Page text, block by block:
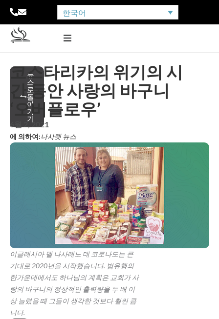
한국어
뉴
스
로
돌
아
가
기
코스타리카의 위기의 시
간 동안 사랑의 바구니
‘오버플로우’
6월 2, 2021
에 의하여:나사렛 뉴스
이글레시아 델 나사레노 데 코로나도는 큰
기대로 2020년을 시작했습니다. 범유행의
한가운데에서도 하나님의 계획은 교회가 사
랑의 바구니의 정상적인 출력량을 두 배 이
상 늘렸을 때 그들이 생각한 것보다 훨씬 큽
니다.